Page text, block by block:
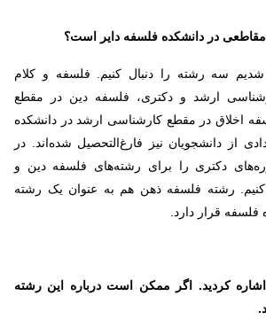
در دانشکده فلسفه دایر است؟
سه رشته را دنبال کنیم. فلسفه و کلام
ارشد و دکتری، فلسفه دین در مقطع
اخلاق در مقطع کارشناسی ارشد در دانشکده
از دانشجویان نیز فارغ‌التحصیل شده‌اند. در
دکتری را برای رشته‌های فلسفه دین و
کنیم. رشته فلسفه ذهن هم به عنوان یک رشته
فلسفه قرار دارد.
کردید. اگر ممکن است درباره این رشته